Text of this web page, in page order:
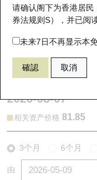
请确认阁下为香港居
券法规则S），并已阅
未来7日不再显示本免
確認 取消
表现 街货统计 比较
25106 瑞银
2026-08-07
相关资产价格 81.85
3个月 6个月
由
新发行瑞银认股证
即将到期认股证
认股证到期结算价查找
认股证分析仪
比较
牛熊证搜寻
牛熊证街货分布图
正股牛熊证列表
新发行瑞银牛熊证
比较
十大认股证成交分布
十天股证占大市成交
资金流
街货统计
二十大活跃股份
恒指成份股
国指成份股
科指成份股
显示所有持股比重
轮证专栏
讲座及教育短片
认股证投资者教育
牛熊证投资者教育